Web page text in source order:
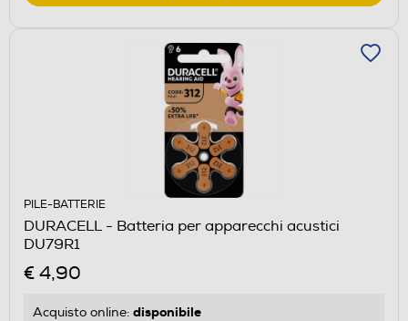
PILE-BATTERIE
DURACELL - Batteria per apparecchi acustici
DU79R1
€ 4,90
Acquisto online: disponibile